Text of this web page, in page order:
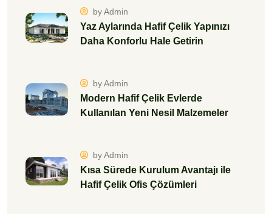
by Admin
Yaz Aylarında Hafif Çelik Yapınızı
Daha Konforlu Hale Getirin
by Admin
Modern Hafif Çelik Evlerde
Kullanılan Yeni Nesil Malzemeler
by Admin
Kısa Sürede Kurulum Avantajı ile
Hafif Çelik Ofis Çözümleri